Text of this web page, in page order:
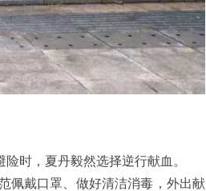
时，夏丹毅然选择逆行献血。
佩戴口罩、做好清洁消毒，外出献